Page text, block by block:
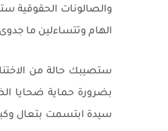
والصالونات الحقوقية
الهام وتتساءلين ما
ستصيبك حالة من
بضرورة حماية ضحايا
سيدة ابتسمت بتعال